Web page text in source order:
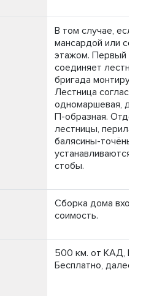
В том случае, если
мансардой или со
этажом. Первый
соединяет
бригада монтирует
Лестница согласно
одномаршевая,
П-образная.
лестницы, перила-
балясины-точёные,
устанавливаются
стобы.
Сборка дома
соимость.
500 км. от КАД,
Бесплатно, далее